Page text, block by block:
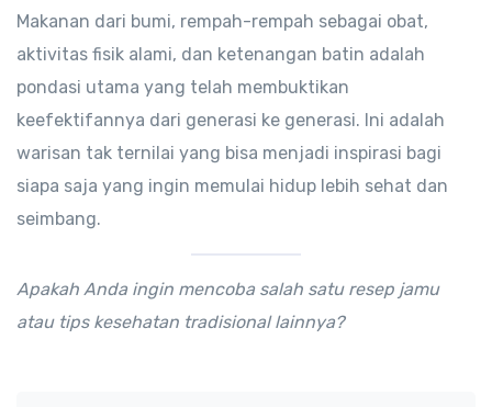
Makanan dari bumi, rempah-rempah sebagai obat,
aktivitas fisik alami, dan ketenangan batin adalah
pondasi utama yang telah membuktikan
keefektifannya dari generasi ke generasi. Ini adalah
warisan tak ternilai yang bisa menjadi inspirasi bagi
siapa saja yang ingin memulai hidup lebih sehat dan
seimbang.
Apakah Anda ingin mencoba salah satu resep jamu
atau tips kesehatan tradisional lainnya?